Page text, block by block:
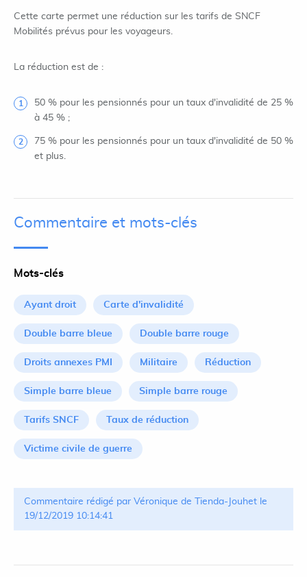
Cette carte permet une réduction sur les tarifs de SNCF
Mobilités prévus pour les voyageurs.
La réduction est de :
50 % pour les pensionnés pour un taux d'invalidité de 25 %
à 45 % ;
75 % pour les pensionnés pour un taux d'invalidité de 50 %
et plus.
Commentaire et mots-clés
Mots-clés
Ayant droit Carte d'invalidité
Double barre bleue Double barre rouge
Droits annexes PMI Militaire Réduction
Simple barre bleue Simple barre rouge
Tarifs SNCF Taux de réduction
Victime civile de guerre
Commentaire rédigé par Véronique de Tienda-Jouhet le
19/12/2019 10:14:41